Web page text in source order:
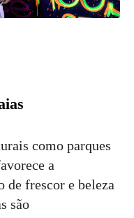
como parques
a
de frescor e beleza
são